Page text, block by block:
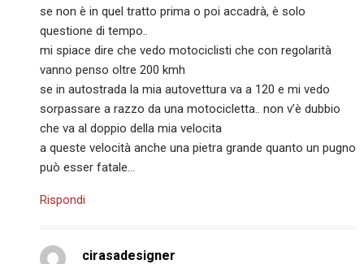
se non è in quel tratto prima o poi accadrà, è solo
questione di tempo..
mi spiace dire che vedo motociclisti che con regolarità
vanno penso oltre 200 kmh
se in autostrada la mia autovettura va a 120 e mi vedo
sorpassare a razzo da una motocicletta.. non v’è dubbio
che va al doppio della mia velocita
a queste velocità anche una pietra grande quanto un pugno
può esser fatale…
Rispondi
cirasadesigner